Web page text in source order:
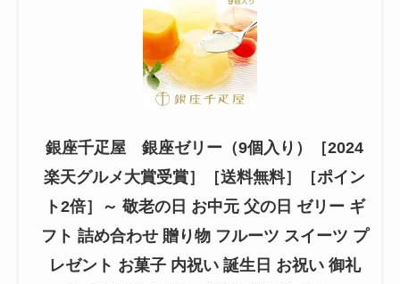
銀座千疋屋 銀座ゼリー（9個入り）［2024
楽天グルメ大賞受賞］［送料無料］［ポイン
ト2倍］～ 敬老の日 お中元 父の日 ゼリー ギ
フト 詰め合わせ 贈り物 フルーツ スイーツ プ
レゼント お菓子 内祝い 誕生日 お祝い 御礼